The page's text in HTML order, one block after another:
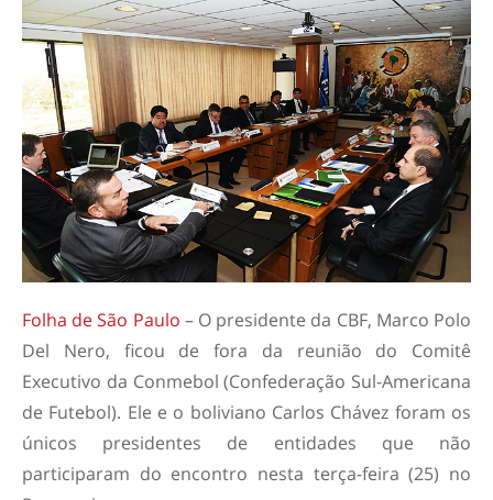
Folha de São Paulo – O presidente da CBF, Marco Polo
Del Nero, ficou de fora da reunião do Comitê
Executivo da Conmebol (Confederação Sul-Americana
de Futebol). Ele e o boliviano Carlos Chávez foram os
únicos presidentes de entidades que não
participaram do encontro nesta terça-feira (25) no